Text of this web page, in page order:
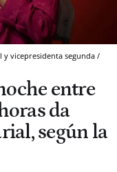
y vicepresidenta segunda /
entre
da
según la